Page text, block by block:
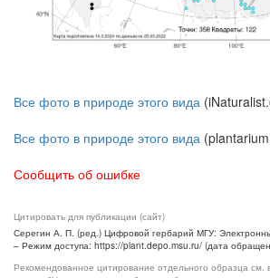
Все фото в природе этого вида
Все фото в природе этого вида
Сообщить об ошибке
Цитировать для публикации (сайт)
Серегин А. П. (ред.) Цифровой гербарий МГУ:
– Режим доступа: https://plant.depo.msu.ru/ (дата
Рекомендованное цитирование отдельного образца см.